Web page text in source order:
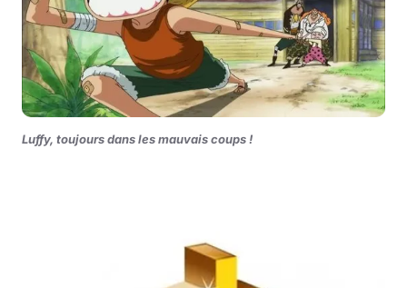
Luffy, toujours dans les mauvais coups !